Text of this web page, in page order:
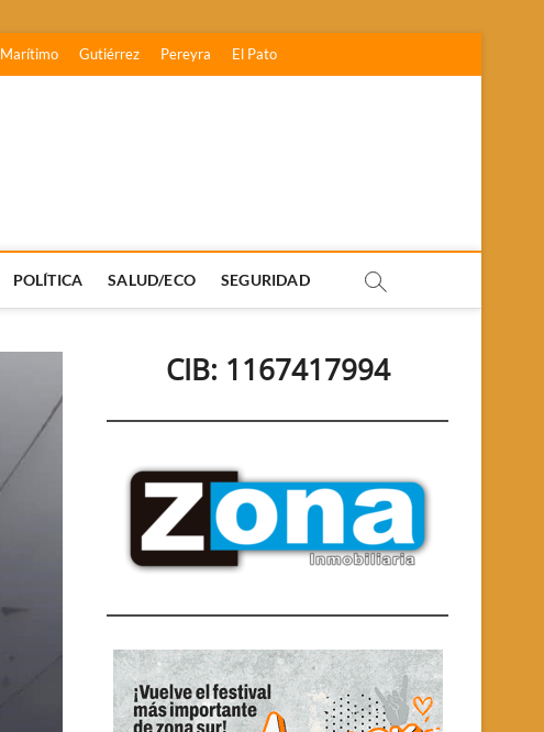
Marítimo Gutiérrez Pereyra El Pato
POLÍTICA SALUD/ECO SEGURIDAD
CIB: 1167417994